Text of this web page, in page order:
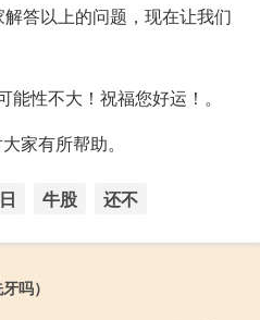
答以上的问题，现在让我们
性不大！祝福您好运！。
家有所帮助。
牛股 还不
吗）